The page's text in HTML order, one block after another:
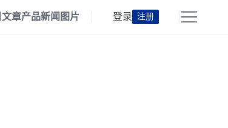
文章产品新闻 图片 登录 注册